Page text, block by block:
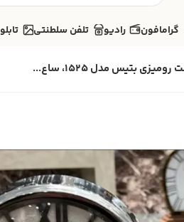
گرامافون رادیو تلفن سلطنتی تابلو
بتیس مدل 1525، ساع...